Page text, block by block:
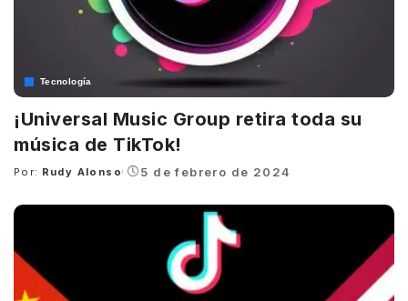
Tecnología
¡Universal Music Group retira toda su
música de TikTok!
Posted
Por: Rudy Alonso 5 de febrero de 2024